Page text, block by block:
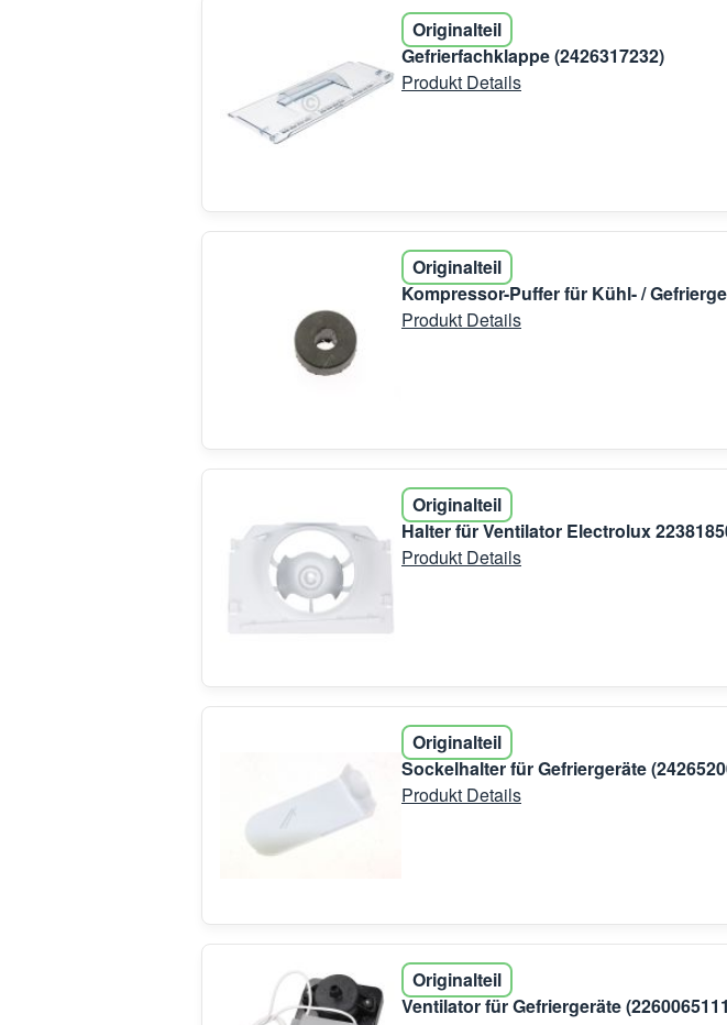
Originalteil
Gefrierfachklappe (2426317232)
Produkt Details
Originalteil
Kompressor-Puffer für Kühl- /
Produkt Details
Originalteil
Halter für Ventilator Electrolux
Produkt Details
Originalteil
Sockelhalter für Gefriergeräte
Produkt Details
Originalteil
Ventilator für Gefriergeräte